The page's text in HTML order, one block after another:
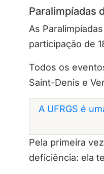
Paralimpíadas
As
participação de
Todos os
Saint-Denis e
A UFRGS é
Pela primeira
deficiência: ela